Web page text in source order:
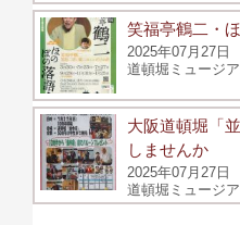
笑福亭鶴二・
2025年07月27日
道頓堀ミュージ
大阪道頓堀「
しませんか
2025年07月27日
道頓堀ミュージ